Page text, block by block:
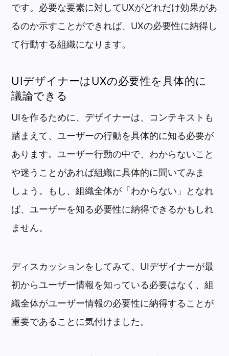
です。必要な要素に対してUXがどれだけ効果があ
るのか示すことができれば、UXの必要性に納得し
て行動する組織になります。
UIデザイナーはUXの必要性を具体的に
議論できる
UIを作るために、デザイナーは、コンテキストも
踏まえて、ユーザーの行動を具体的に知る必要が
あります。ユーザー行動の中で、わからないこと
や迷うことがあれば組織に具体的に聞いてみま
しょう。もし、組織全体が「わからない」となれ
ば、ユーザーを知る必要性に納得できるかもしれ
ません。
ディスカッションをしてみて、UIデザイナーが最
初からユーザー情報を知っている必要はなく、組
織全体がユーザー情報の必要性に納得することが
重要であることに気付けました。